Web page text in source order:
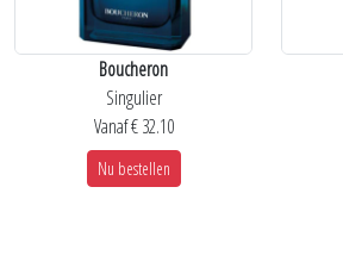
Boucheron
Singulier
Vanaf € 32.10
Nu bestellen